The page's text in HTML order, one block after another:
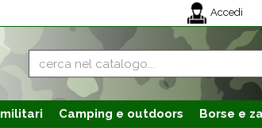
Accedi
militari Camping e outdoors Borse e